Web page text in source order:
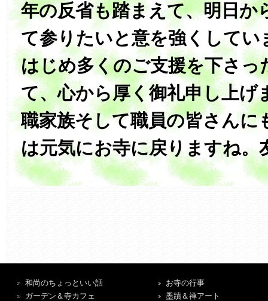
年の反省も踏まえて、明日か
て参りたいと意を強くしています。‏檀信
はじめ多くのご支援を下さっ
て、心から厚く御礼申し上げます。‏大安
職家族そして職員の皆さんに
は元気にお寺に戻りますね。
和尚のちょっといい話
ガーデン＆寺カフェ
お寺の行事
墨蹟＆禅アート